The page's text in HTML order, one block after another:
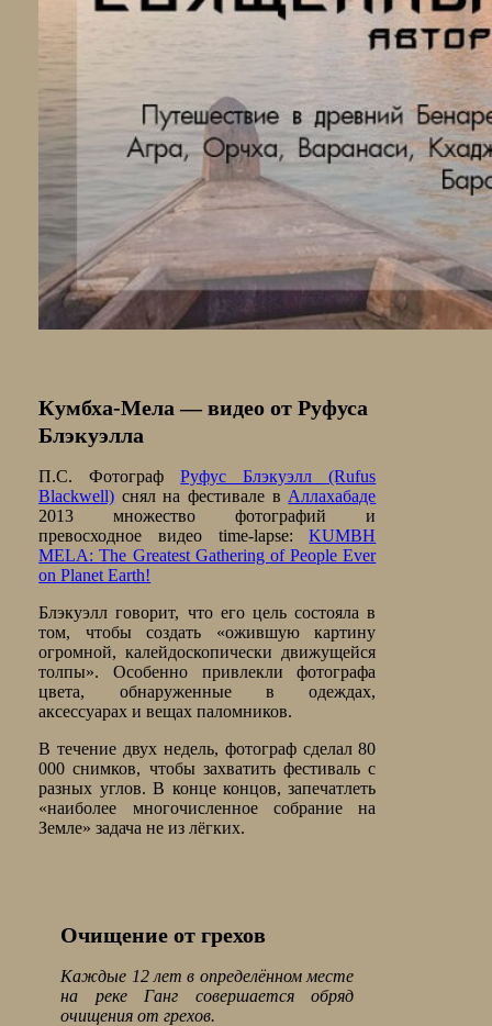
Кумбха-Мела — видео от Руфуса
Блэкуэлла
П.С. ФотографРуфус Блэкуэлл (Rufus
Blackwell) снял на фестивале в Аллахабаде
2013 множество фотографий и
превосходное видео time-lapse:KUMBH
MELA: The Greatest Gathering of People Ever
on Planet Earth!
Блэкуэлл говорит, что его цель состояла в
том, чтобы создать «ожившую картину
огромной, калейдоскопически движущейся
толпы». Особенно привлекли фотографа
цвета, обнаруженные в одеждах,
аксессуарах и вещах паломников.
В течение двух недель, фотограф сделал 80
000 снимков, чтобы захватить фестиваль с
разных углов. В конце концов, запечатлеть
«наиболее многочисленное собрание на
Земле» задача не из лёгких.
Очищение от грехов
Каждые 12 лет в определённом месте
на реке Ганг совершается обряд
очищения от грехов.